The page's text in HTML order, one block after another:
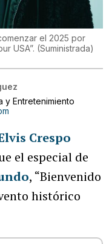
el 2025 por
USA”. (Suministrada)
y Entretenimiento
Crespo
el especial de
, “Bienvenido
histórico